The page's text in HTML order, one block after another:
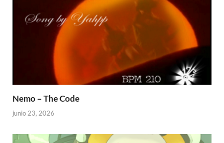
Nemo – The Code
junio 23, 2026